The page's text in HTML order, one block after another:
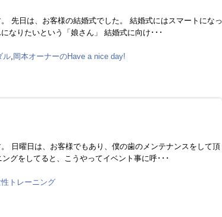
先日は、お客様の結婚式でした。 結婚式にはスマートになっ
なりたいという「娘さん」 結婚式に向け･･･
ル 岡本オーナーのHave a nice day!
日曜日は、お客様でもあり、僕の歯のメンテナンスをして頂
グをしてると、こうやってイベント事に呼･･･
トレーニング